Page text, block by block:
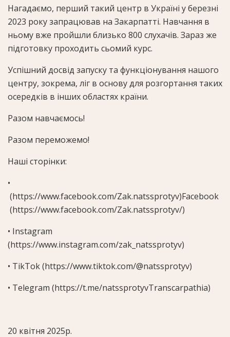
Нагадаємо, перший такий центр в Україні у березні
2023 року запрацював на Закарпатті. Навчання в
ньому вже пройшли близько 800 слухачів. Зараз же
підготовку проходить сьомий курс.
Успішний досвід запуску та функціонування нашого
центру, зокрема, ліг в основу для розгортання таких
осередків в інших областях країни.
Разом навчаємось!
Разом переможемо!
Наші сторінки:
•
(https://www.facebook.com/Zak.natssprotyv)Facebook
(https://www.facebook.com/Zak.natssprotyv/)
• Instagram
(https://www.instagram.com/zak_natssprotyv)
• TikTok (https://www.tiktok.com/@natssprotyv)
• Telegram (https://t.me/natssprotyvTranscarpathia)
20 квітня 2025р.